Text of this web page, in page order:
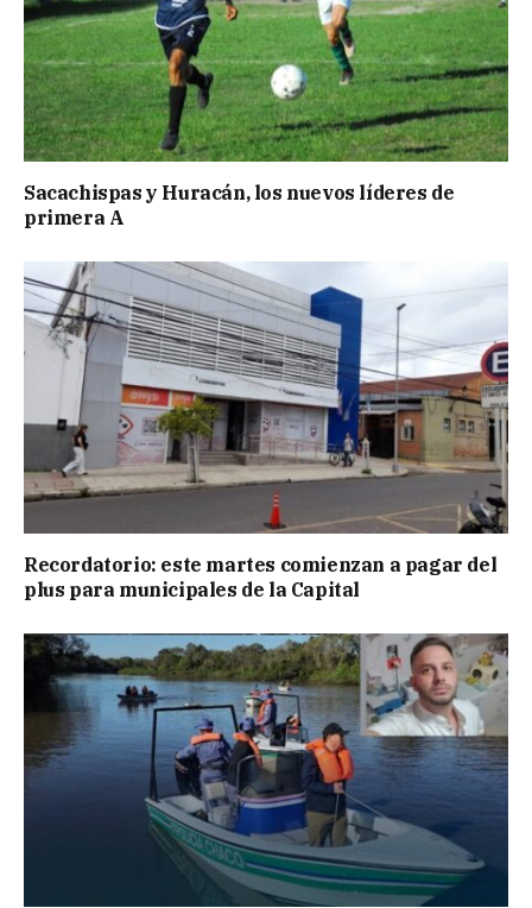
Sacachispas y Huracán, los nuevos líderes de
primera A
Recordatorio: este martes comienzan a pagar del
plus para municipales de la Capital